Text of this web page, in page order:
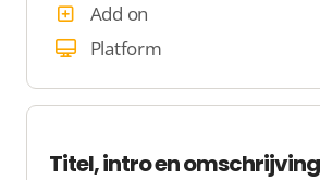
Add on
Platform
Titel, intro en